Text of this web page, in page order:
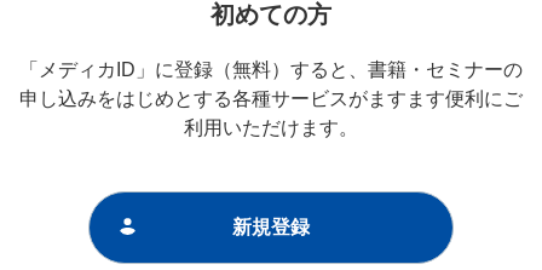
初めての方
「メディカID」に登録（無料）すると、書籍・セミナーの
申し込みをはじめとする各種サービスがますます便利にご
利用いただけます。
新規登録